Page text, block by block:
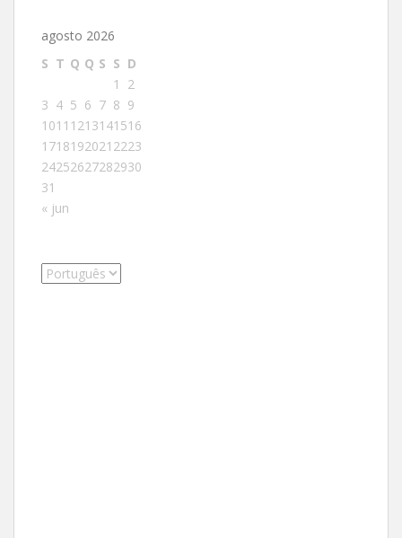
agosto 2026
S T Q Q S S D
1
2
3 4 5 6 7 8 9
1011 1213141516
1718192021 2223
24252627282930
31
« jun
Escolha